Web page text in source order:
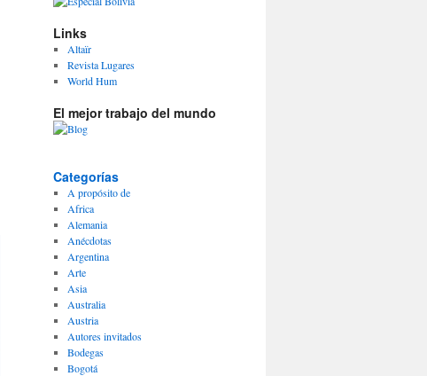
Links
Altaïr
Revista Lugares
World Hum
El mejor trabajo del mundo
Categorías
A propósito de
Africa
Alemania
Anécdotas
Argentina
Arte
Asia
Australia
Austria
Autores invitados
Bodegas
Bogotá